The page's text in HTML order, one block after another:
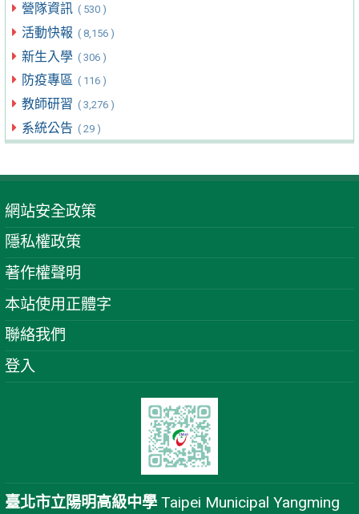
營隊資訊 ( 530 )
活動快報 ( 8,156 )
新生入學 ( 306 )
防疫專區 ( 116 )
教師研習 ( 3,276 )
系統公告 ( 29 )
網站安全政策
隱私權政策
著作權聲明
本站使用正體字
聯絡我們
登入
臺北市立陽明高級中學 Taipei Municipal Yangming